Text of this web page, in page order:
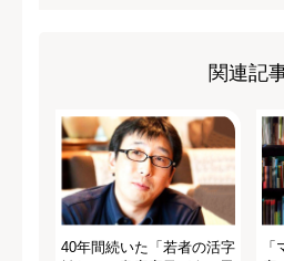
関連記
40年間続いた「若者の活字